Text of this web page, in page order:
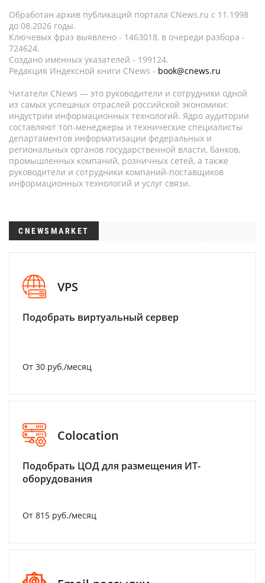
Обработан архив публикаций портала CNews.ru c 11.1998
до 08.2026 годы.
Ключевых фраз выявлено - 1463018, в очереди разбора -
724624.
Создано именных указателей - 199124.
Редакция Индексной книги CNews - book@cnews.ru
Читатели CNews — это руководители и сотрудники одной
из самых успешных отраслей российской экономики:
индустрии информационных технологий. Ядро аудитории
составляют топ-менеджеры и технические специалисты
департаментов информатизации федеральных и
региональных органов государственной власти, банков,
промышленных компаний, розничных сетей, а также
руководители и сотрудники компаний-поставщиков
информационных технологий и услуг связи.
CNEWSMARKET
VPS
Подобрать виртуальный сервер
От 30 руб./месяц
Colocation
Подобрать ЦОД для размещения ИТ-
оборудования
От 815 руб./месяц